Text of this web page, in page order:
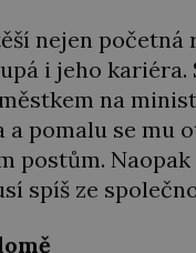
nejen početná
i jeho kariéra.
na
a pomalu se mu
postům. Naopak
spíš ze